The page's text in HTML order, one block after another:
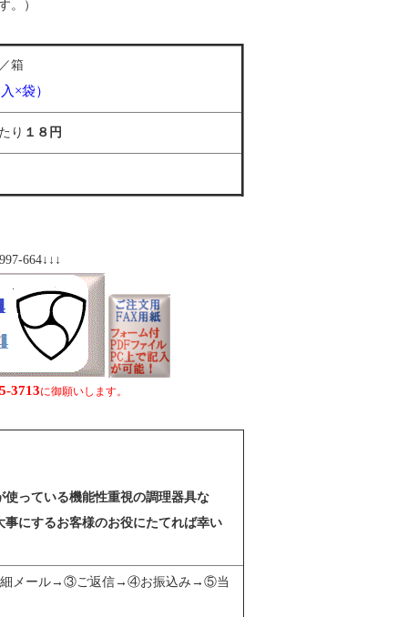
。）
箱
×袋）
り １８円
664↓↓↓
3713に御願いします。
っている機能性重視の調理器具な
にするお客様のお役にたてれば幸い
細メール→③ご返信→④お振込み→⑤当